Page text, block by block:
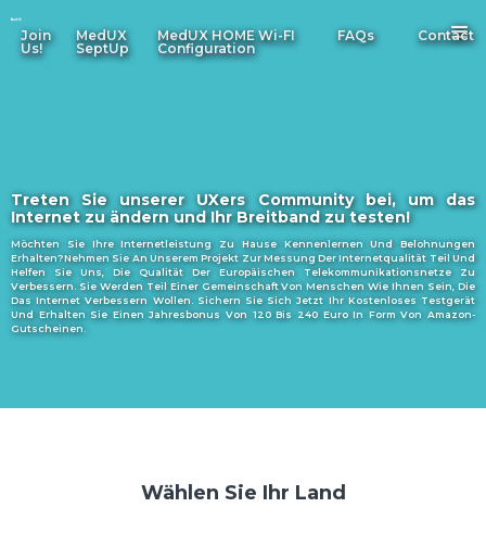
Join
Us!
MedUX
SeptUp
MedUX HOME Wi-FI
Configuration
FAQs Contact
Treten Sie unserer UXers Community bei, um das
Internet zu ändern und Ihr Breitband zu testen!
Möchten Sie Ihre Internetleistung Zu Hause Kennenlernen Und Belohnungen
Erhalten?Nehmen Sie An Unserem Projekt Zur Messung Der Internetqualität Teil Und
Helfen Sie Uns, Die Qualität Der Europäischen Telekommunikationsnetze Zu
Verbessern. Sie Werden Teil Einer Gemeinschaft Von Menschen Wie Ihnen Sein, Die
Das Internet Verbessern Wollen. Sichern Sie Sich Jetzt Ihr Kostenloses Testgerät
Und Erhalten Sie Einen Jahresbonus Von 120 Bis 240 Euro In Form Von Amazon-
Gutscheinen.
Wählen Sie Ihr Land